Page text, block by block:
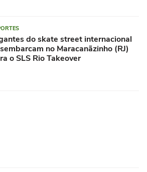
do skate street internacional
no Maracanãzinho (RJ)
o SLS Rio Takeover